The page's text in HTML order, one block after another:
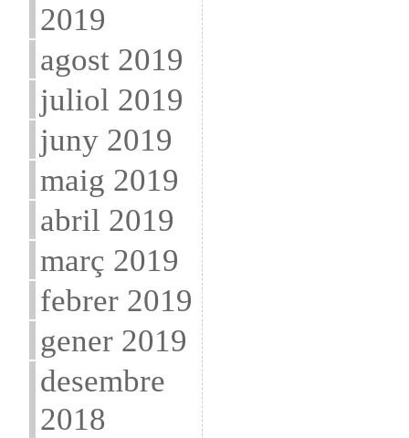
2019
agost 2019
juliol 2019
juny 2019
maig 2019
abril 2019
març 2019
febrer 2019
gener 2019
desembre
2018